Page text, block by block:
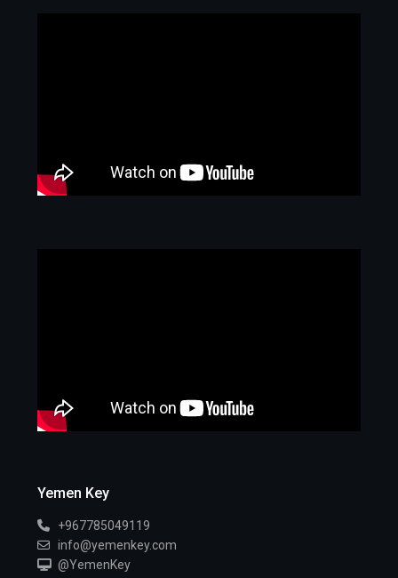
Yemen Key
+967785049119
info@yemenkey.com
@YemenKey